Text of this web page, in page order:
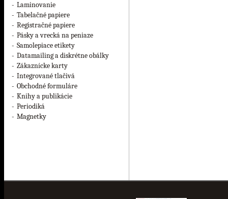
- Laminovanie
- Tabelačné papiere
- Registračné papiere
- Pásky a vrecká na peniaze
- Samolepiace etikety
- Datamailing a diskrétne obálky
- Zákaznícke karty
- Integrované tlačivá
- Obchodné formuláre
- Knihy a publikácie
- Periodiká
- Magnetky